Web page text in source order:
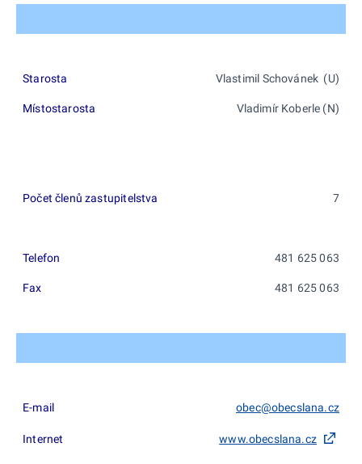
Starosta Vlastimil Schovánek (U)
Místostarosta Vladimír Koberle (N)
Počet členů zastupitelstva 7
Telefon 481 625 063
Fax 481 625 063
E-mail obec@obecslana.cz
Internet www.obecslana.cz